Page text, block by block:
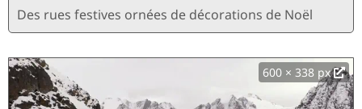
Des rues festives ornées de décorations de Noël
600 × 338 px